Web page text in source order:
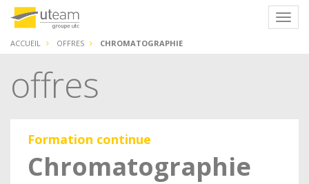
ACCUEIL OFFRES CHROMATOGRAPHIE
offres
Formation continue
Chromatographie
Panneau de gestion des cookies